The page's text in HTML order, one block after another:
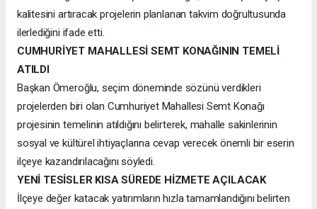
kalitesini artıracak projelerin planlanan takvim doğrultusunda
ilerlediğini ifade etti.
CUMHURİYET MAHALLESİ SEMT KONAĞININ TEMELİ
ATILDI
Başkan Ömeroğlu, seçim döneminde sözünü verdikleri
projelerden biri olan Cumhuriyet Mahallesi Semt Konağı
projesinin temelinin atıldığını belirterek, mahalle sakinlerinin
sosyal ve kültürel ihtiyaçlarına cevap verecek önemli bir eserin
ilçeye kazandırılacağını söyledi.
YENİ TESİSLER KISA SÜREDE HİZMETE AÇILACAK
İlçeye değer katacak yatırımların hızla tamamlandığını belirten